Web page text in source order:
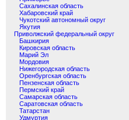
Сахалинская область
Хабаровский край
Чукотский автономный округ
Якутия
Приволжский федеральный округ
Башкирия
Кировская область
Марий Эл
Мордовия
Нижегородская область
Оренбургская область
Пензенская область
Пермский край
Самарская область
Саратовская область
Татарстан
Удмуртия